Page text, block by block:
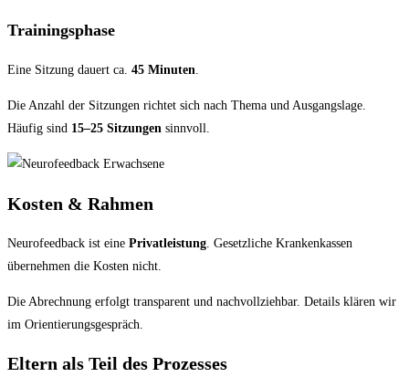
Trainingsphase
Eine Sitzung dauert ca. 45 Minuten.
Die Anzahl der Sitzungen richtet sich nach Thema und Ausgangslage.
Häufig sind 15–25 Sitzungen sinnvoll.
Kosten & Rahmen
Neurofeedback ist eine Privatleistung . Gesetzliche Krankenkassen
übernehmen die Kosten nicht.
Die Abrechnung erfolgt transparent und nachvollziehbar. Details klären wir
im Orientierungsgespräch.
Eltern als Teil des Prozesses